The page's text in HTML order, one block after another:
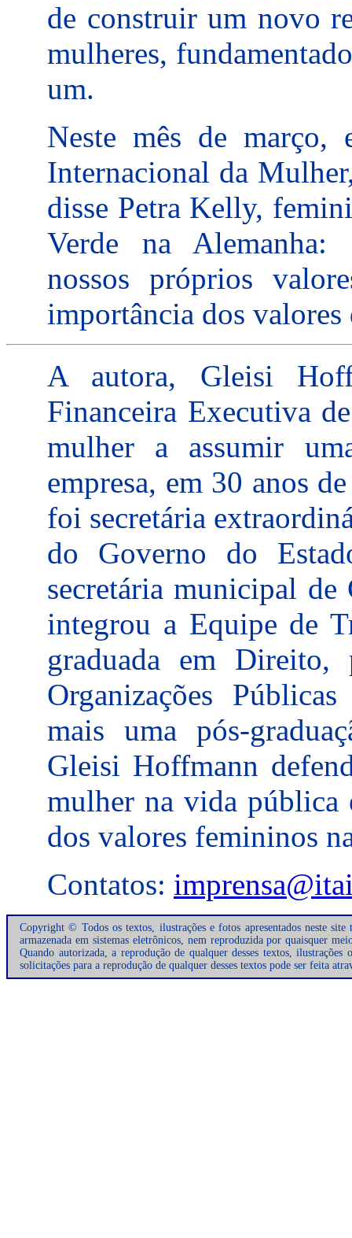
de construir um novo
mulheres,
um.
Neste mês de março,
Internacional da
disse Petra Kelly,
Verde na Alemanha:
nossos próprios
importância dos valores
A autora, Gleisi
Financeira Executiva
mulher a assumir
empresa, em 30 anos
foi secretária
do Governo do
secretária municipal
integrou a Equipe de
graduada em Direito,
Organizações
mais uma pós-
Gleisi Hoffmann
mulher na vida pública
dos valores femininos
Contatos:
Copyright © Todos os textos, ilustrações e fotos apresentados neste
armazenada em sistemas eletrônicos, nem reproduzida por quaisquer
Quando autorizada, a reprodução de qualquer desses textos,
solicitações para a reprodução de qualquer desses textos pode ser feita